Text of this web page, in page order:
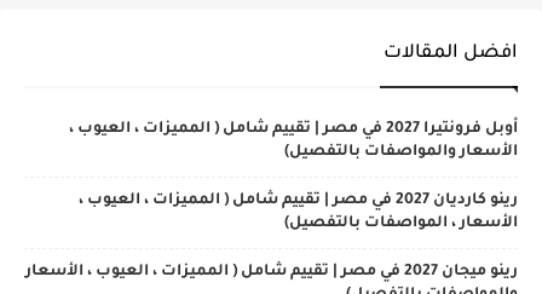
افضل المقالات
أوبل فرونتيرا 2027 في مصر | تقييم شامل ( المميزات ، العيوب ،
الأسعار والمواصفات بالتفصيل)
رينو كارديان 2027 في مصر | تقييم شامل ( المميزات ، العيوب ،
الأسعار ، المواصفات بالتفصيل)
رينو ميجان 2027 في مصر | تقييم شامل ( المميزات ، العيوب ، الأسعار